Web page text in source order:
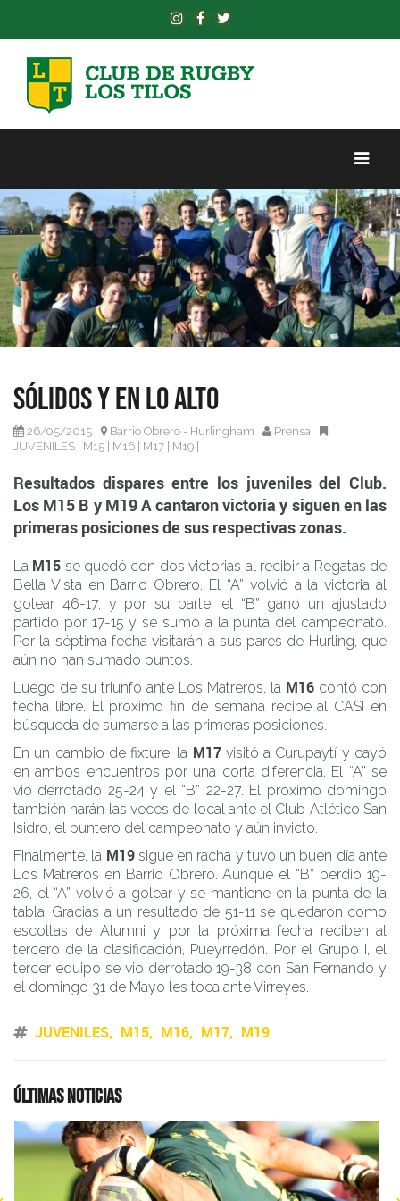
M15 B y M19 A cantaron victoria y siguen en las primeras
posiciones de sus respectivas zonas.
Sólidos y en lo alto
26/05/2015 Barrio Obrero - Hurlingham
Prensa
JUVENILES | M15 | M16 | M17 | M19 |
Resultados dispares entre los juveniles del Club.
Los M15 B y M19 A cantaron victoria y siguen en las
primeras posiciones de sus respectivas zonas.
La M15 se quedó con dos victorias al recibir a Regatas de
Bella Vista en Barrio Obrero. El “A” volvió a la victoria al
golear 46-17, y por su parte, el “B” ganó un ajustado
partido por 17-15 y se sumó a la punta del campeonato.
Por la séptima fecha visitarán a sus pares de Hurling, que
aún no han sumado puntos.
Luego de su triunfo ante Los Matreros, la M16 contó con
fecha libre. El próximo fin de semana recibe al CASI en
búsqueda de sumarse a las primeras posiciones.
En un cambio de fixture, la M17visitó a Curupaytí y cayó
en ambos encuentros por una corta diferencia. El “A” se
vio derrotado 25-24 y el “B” 22-27. El próximo domingo
también harán las veces de local ante el Club Atlético San
Isidro, el puntero del campeonato y aún invicto.
Finalmente, la M19sigue en racha y tuvo un buen día ante
Los Matreros en Barrio Obrero. Aunque el “B” perdió 19-
26, el “A” volvió a golear y se mantiene en la punta de la
tabla. Gracias a un resultado de 51-11 se quedaron como
escoltas de Alumni y por la próxima fecha reciben al
tercero de la clasificación, Pueyrredón. Por el Grupo I, el
tercer equipo se vio derrotado 19-38 con San Fernando y
el domingo 31 de Mayo les toca ante Virreyes.
JUVENILES M15 M16 M17 M19
Últimas noticias